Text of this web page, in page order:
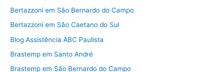
Bertazzoni em São Bernardo do Campo
Bertazzoni em São Caetano do Sul
Blog Assistência ABC Paulista
Brastemp em Santo André
Brastemp em São Bernardo do Campo